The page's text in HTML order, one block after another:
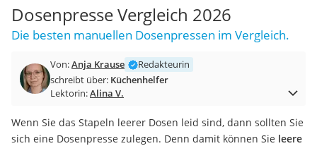
Brotbackautomat
Wischroboter
Wäschespinne
Spülmaschinentabs
Akku-Staubsauger
AEG-Waschmaschine
Saug-Wisch-Roboter
Dosenpresse Vergleich 2026
Die besten manuellen Dosenpressen im Vergleich.
Von:Anja Krause
Redakteurin
schreibt über: Küchenhelfer
Lektorin:Alina V.
Wenn Sie das Stapeln leerer Dosen leid sind, dann sollten Sie
sich eine Dosenpresse zulegen. Denn damit können Sie leere